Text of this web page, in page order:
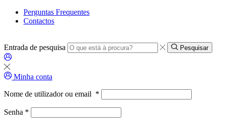
Perguntas Frequentes
Contactos
Entrada de pesquisa Pesquisar
Minha conta
Nome de utilizador ou email *
Senha *